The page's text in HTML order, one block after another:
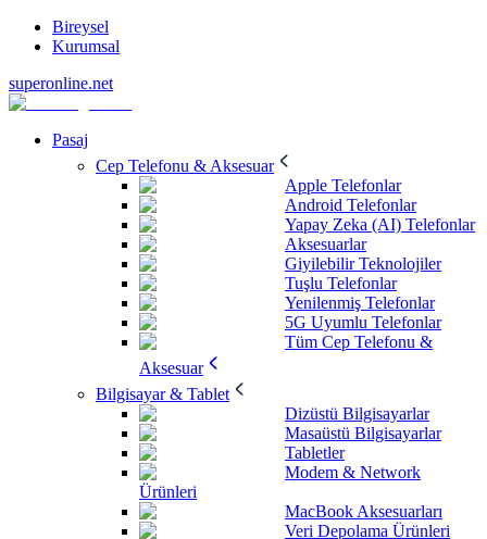
Bireysel
Kurumsal
superonline.net
Pasaj
Cep Telefonu & Aksesuar
Apple Telefonlar
Android Telefonlar
Yapay Zeka (AI) Telefonlar
Aksesuarlar
Giyilebilir Teknolojiler
Tuşlu Telefonlar
Yenilenmiş Telefonlar
5G Uyumlu Telefonlar
Tüm Cep Telefonu &
Aksesuar
Bilgisayar & Tablet
Dizüstü Bilgisayarlar
Masaüstü Bilgisayarlar
Tabletler
Modem & Network
Ürünleri
MacBook Aksesuarları
Veri Depolama Ürünleri